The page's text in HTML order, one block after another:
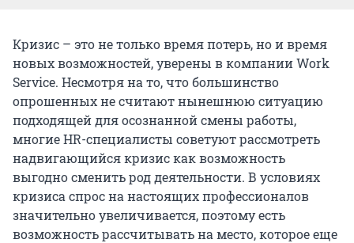
Кризис – это не только время потерь, но и время
новых возможностей, уверены в компании Work
Service. Несмотря на то, что большинство
опрошенных не считают нынешнюю ситуацию
подходящей для осознанной смены работы,
многие HR-специалисты советуют рассмотреть
надвигающийся кризис как возможность
выгодно сменить род деятельности. В условиях
кризиса спрос на настоящих профессионалов
значительно увеличивается, поэтому есть
возможность рассчитывать на место, которое еще